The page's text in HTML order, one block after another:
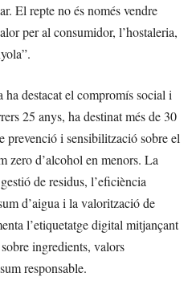
El repte no és només vendre
per al consumidor, l’hostaleria,
destacat el compromís social i
25 anys, ha destinat més de 30
prevenció i sensibilització sobre el
zero d’alcohol en menors. La
de residus, l’eficiència
d’aigua i la valorització de
l’etiquetatge digital mitjançant
ingredients, valors
responsable.